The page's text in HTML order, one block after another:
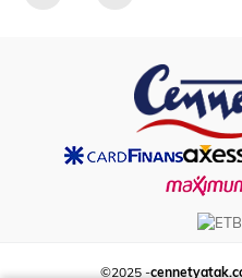
©2025 -